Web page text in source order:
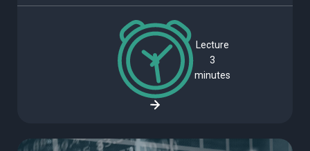
Lecture
3
minutes